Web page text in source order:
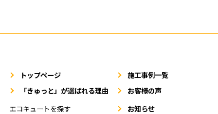
トップページ
「きゅっと」が選ばれる理由
エコキュートを探す
施工事例一覧
お客様の声
お知らせ